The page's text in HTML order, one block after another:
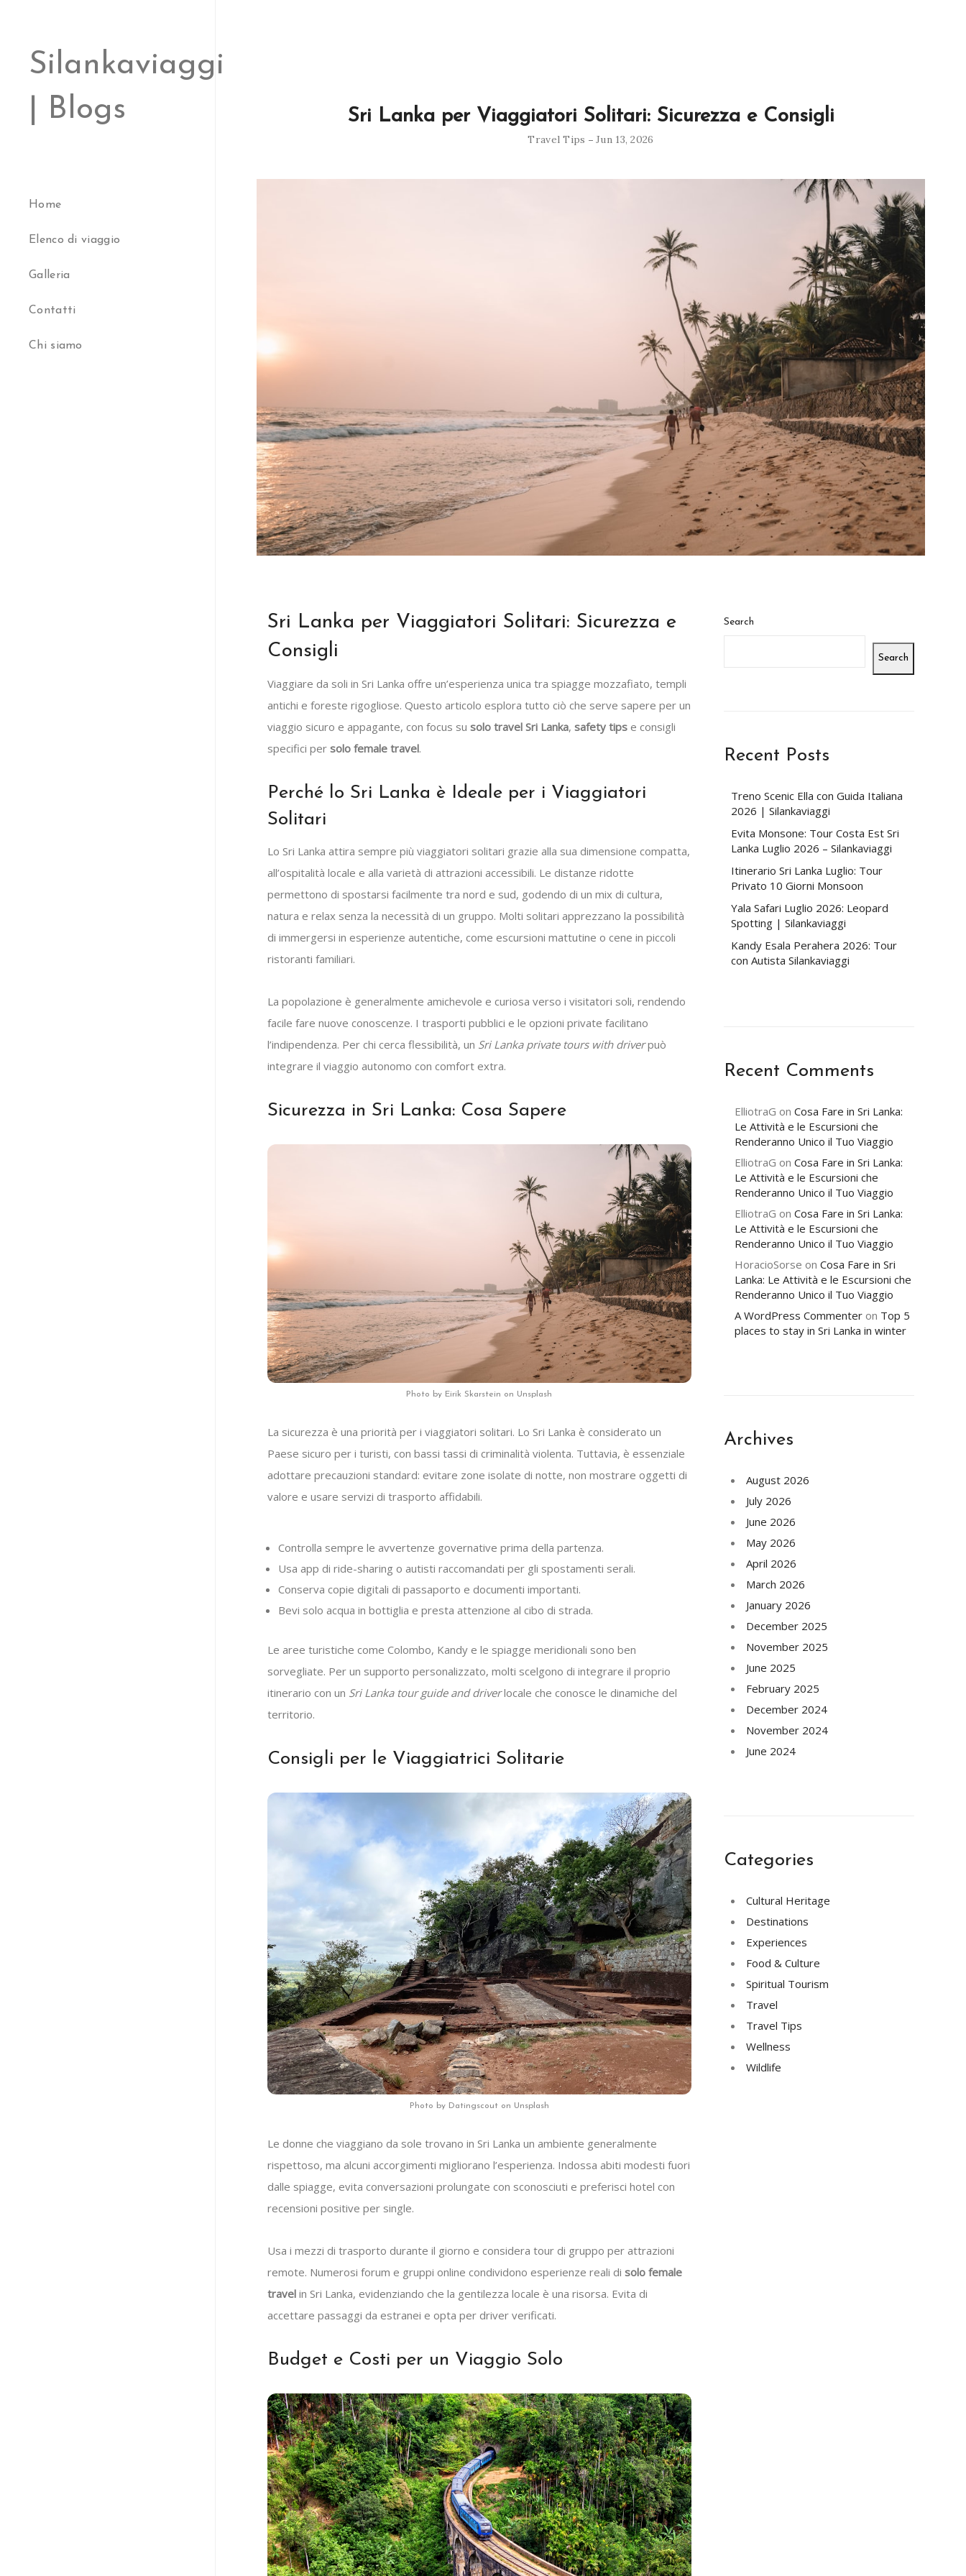
Silankaviaggi
| Blogs
Home
Elenco di viaggio
Galleria
Contatti
Chi siamo
Sri Lanka per Viaggiatori Solitari: Sicurezza e Consigli
Travel Tips Jun 13, 2026
Sri Lanka per Viaggiatori Solitari: Sicurezza e
Consigli
Viaggiare da soli in Sri Lanka offre un’esperienza unica tra spiagge mozzafiato, templi
antichi e foreste rigogliose. Questo articolo esplora tutto ciò che serve sapere per un
viaggio sicuro e appagante, con focus su solo travel Sri Lanka, safety tips e consigli
specifici per solo female travel.
Perché lo Sri Lanka è Ideale per i Viaggiatori
Solitari
Lo Sri Lanka attira sempre più viaggiatori solitari grazie alla sua dimensione compatta,
all’ospitalità locale e alla varietà di attrazioni accessibili. Le distanze ridotte
permettono di spostarsi facilmente tra nord e sud, godendo di un mix di cultura,
natura e relax senza la necessità di un gruppo. Molti solitari apprezzano la possibilità
di immergersi in esperienze autentiche, come escursioni mattutine o cene in piccoli
ristoranti familiari.
La popolazione è generalmente amichevole e curiosa verso i visitatori soli, rendendo
facile fare nuove conoscenze. I trasporti pubblici e le opzioni private facilitano
l’indipendenza. Per chi cerca flessibilità, un Sri Lanka private tours with driverpuò
integrare il viaggio autonomo con comfort extra.
Sicurezza in Sri Lanka: Cosa Sapere
Photo by Eirik Skarstein on Unsplash
La sicurezza è una priorità per i viaggiatori solitari. Lo Sri Lanka è considerato un
Paese sicuro per i turisti, con bassi tassi di criminalità violenta. Tuttavia, è essenziale
adottare precauzioni standard: evitare zone isolate di notte, non mostrare oggetti di
valore e usare servizi di trasporto affidabili.
Controlla sempre le avvertenze governative prima della partenza.
Usa app di ride-sharing o autisti raccomandati per gli spostamenti serali.
Conserva copie digitali di passaporto e documenti importanti.
Bevi solo acqua in bottiglia e presta attenzione al cibo di strada.
Le aree turistiche come Colombo, Kandy e le spiagge meridionali sono ben
sorvegliate. Per un supporto personalizzato, molti scelgono di integrare il proprio
itinerario con un Sri Lanka tour guide and driverlocale che conosce le dinamiche del
territorio.
Consigli per le Viaggiatrici Solitarie
Photo by Datingscout on Unsplash
Le donne che viaggiano da sole trovano in Sri Lanka un ambiente generalmente
rispettoso, ma alcuni accorgimenti migliorano l’esperienza. Indossa abiti modesti fuori
dalle spiagge, evita conversazioni prolungate con sconosciuti e preferisci hotel con
recensioni positive per single.
Usa i mezzi di trasporto durante il giorno e considera tour di gruppo per attrazioni
remote. Numerosi forum e gruppi online condividono esperienze reali di solo female
travel in Sri Lanka, evidenziando che la gentilezza locale è una risorsa. Evita di
accettare passaggi da estranei e opta per driver verificati.
Budget e Costi per un Viaggio Solo
Search
Search
Recent Posts
Treno Scenic Ella con Guida Italiana
2026 | Silankaviaggi
Evita Monsone: Tour Costa Est Sri
Lanka Luglio 2026 – Silankaviaggi
Itinerario Sri Lanka Luglio: Tour
Privato 10 Giorni Monsoon
Yala Safari Luglio 2026: Leopard
Spotting | Silankaviaggi
Kandy Esala Perahera 2026: Tour
con Autista Silankaviaggi
Recent Comments
ElliotraG on Cosa Fare in Sri Lanka:
Le Attività e le Escursioni che
Renderanno Unico il Tuo Viaggio
ElliotraG on Cosa Fare in Sri Lanka:
Le Attività e le Escursioni che
Renderanno Unico il Tuo Viaggio
ElliotraG on Cosa Fare in Sri Lanka:
Le Attività e le Escursioni che
Renderanno Unico il Tuo Viaggio
HoracioSorse on Cosa Fare in Sri
Lanka: Le Attività e le Escursioni che
Renderanno Unico il Tuo Viaggio
A WordPress Commenteron Top 5
places to stay in Sri Lanka in winter
Archives
August 2026
July 2026
June 2026
May 2026
April 2026
March 2026
January 2026
December 2025
November 2025
June 2025
February 2025
December 2024
November 2024
June 2024
Categories
Cultural Heritage
Destinations
Experiences
Food & Culture
Spiritual Tourism
Travel
Travel Tips
Wellness
Wildlife